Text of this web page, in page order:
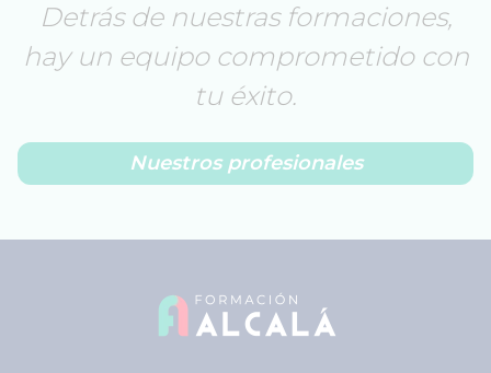
Detrás de nuestras formaciones,
hay un equipo comprometido con
tu éxito.
Nuestros profesionales